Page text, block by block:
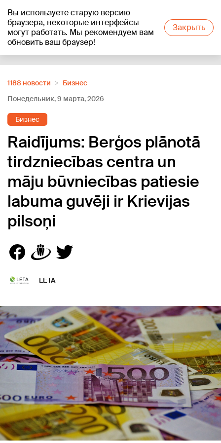
Вы используете старую версию
браузера, некоторые интерфейсы
могут работать. Мы рекомендуем вам
обновить ваш браузер!
Закрыть
+19°C
1188 новости
Бизнес
Понедельник, 9 марта, 2026
Бизнес
Raidījums: Berģos plānotā
tirdzniecības centra un
māju būvniecības patiesie
labuma guvēji ir Krievijas
pilsoņi
LETA